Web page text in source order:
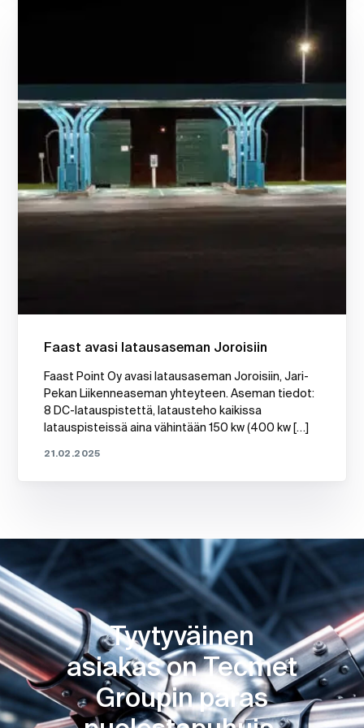
Faast avasi latausaseman Joroisiin
Faast Point Oy avasi latausaseman Joroisiin, Jari-
Pekan Liikenneaseman yhteyteen. Aseman tiedot:
8 DC-latauspistettä, latausteho kaikissa
latauspisteissä aina vähintään 150 kw (400 kw […]
21.02.2025
Tyytyväinen
asiakas on Tecmet
Groupin paras